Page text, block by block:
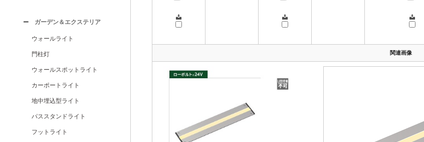
ガーデン＆エクステリア
ウォールライト
門柱灯
ウォールスポットライト
カーポートライト
地中埋込型ライト
パススタンドライト
フットライト
関連画像